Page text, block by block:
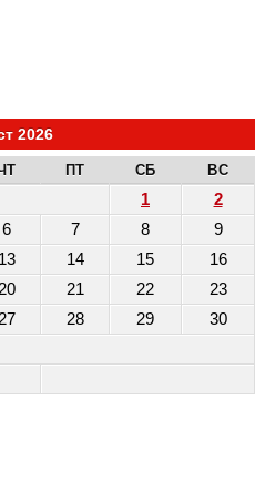
2026
ПТ СБ ВС
1
2
6 7 8
9
13 14 15
16
20 21 22
23
27 28 29
30